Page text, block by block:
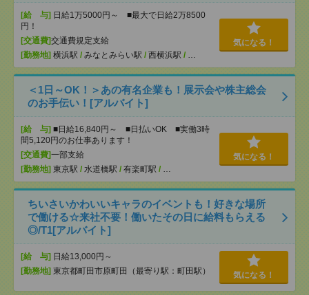
[給 与] 日給1万5000円～ ■最大で日給2万8500
円！
[交通費]交通費規定支給
[勤務地] 横浜駅 / みなとみらい駅 / 西横浜駅 / …
気になる！
＜1日～OK！＞あの有名企業も！展示会や株主総会
のお手伝い！[アルバイト]
[給 与] ■日給16,840円～ ■日払いOK ■実働3時
間5,120円のお仕事あります！
[交通費]一部支給
[勤務地] 東京駅 / 水道橋駅 / 有楽町駅 / …
気になる！
ちいさいかわいいキャラのイベントも！好きな場所
で働ける☆来社不要！働いたその日に給料もらえる
◎/T1[アルバイト]
[給 与] 日給13,000円～
[勤務地] 東京都町田市原町田（最寄り駅：町田駅） 気になる！